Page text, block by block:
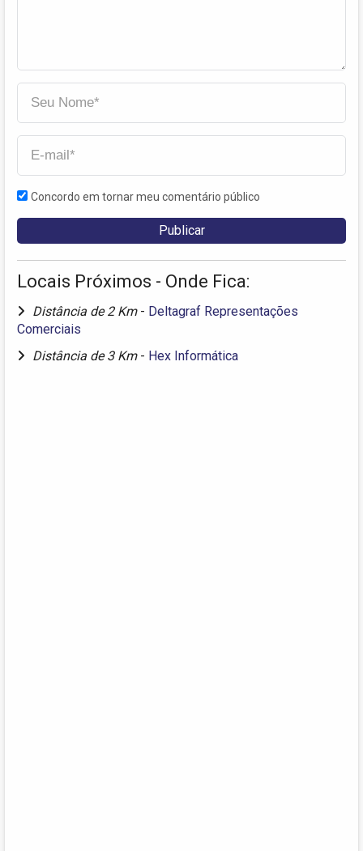
Concordo em tornar meu comentário público
Locais Próximos - Onde Fica:
Distância de 2 Km - Deltagraf Representações
Comerciais
Distância de 3 Km - Hex Informática